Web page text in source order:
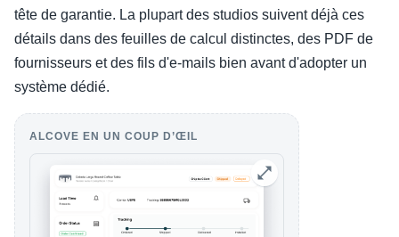
tête de garantie. La plupart des studios suivent déjà ces
détails dans des feuilles de calcul distinctes, des PDF de
fournisseurs et des fils d'e-mails bien avant d'adopter un
système dédié.
ALCOVE EN UN COUP D’ŒIL